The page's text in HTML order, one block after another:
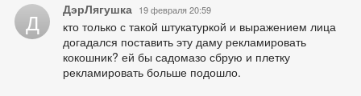
Д ДэрЛягушка 19 февраля 20:59
кто только с такой штукатуркой и выражением лица
догадался поставить эту даму рекламировать
кокошник? ей бы садомазо сбрую и плетку
рекламировать больше подошло.